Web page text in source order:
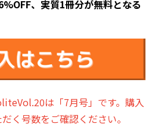
、実質1冊分が無料となる
は「7月号」です。購入
く号数をご確認ください。